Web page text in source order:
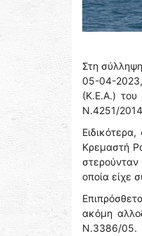
Στη
05-04-
(Κ.Ε.Α.) του
Ν.4251/
Κρεμαστή
στερούνταν
οποία είχε
ακόμη
Ν.3386/05.